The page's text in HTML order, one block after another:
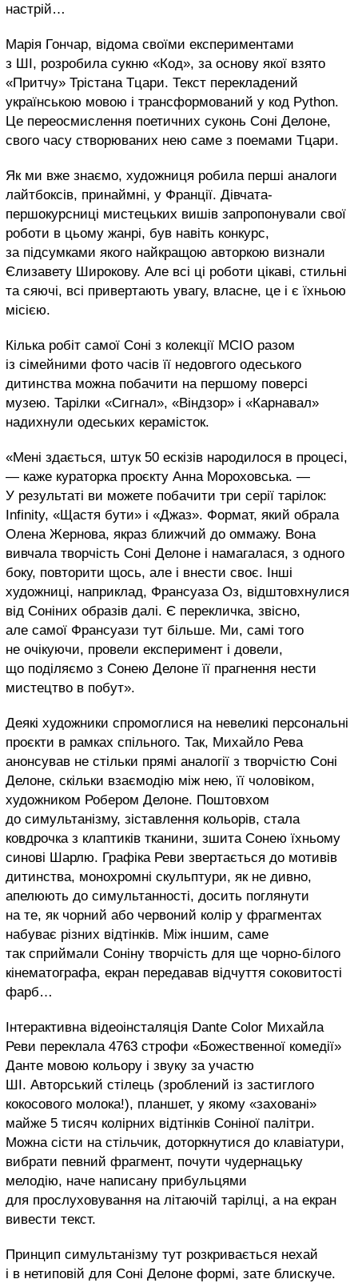
настрій…
Марія Гончар, відома своїми експериментами
з ШІ, розробила сукню «Код», за основу якої взято
«Притчу» Трістана Тцари. Текст перекладений
українською мовою і трансформований у код Python.
Це переосмислення поетичних суконь Соні Делоне,
свого часу створюваних нею саме з поемами Тцари.
Як ми вже знаємо, художниця робила перші аналоги
лайтбоксів, принаймні, у Франції. Дівчата-
першокурсниці мистецьких вишів запропонували свої
роботи в цьому жанрі, був навіть конкурс,
за підсумками якого найкращою авторкою визнали
Єлизавету Широкову. Але всі ці роботи цікаві, стильні
та сяючі, всі привертають увагу, власне, це і є їхньою
місією.
Кілька робіт самої Соні з колекції МСІО разом
із сімейними фото часів її недовгого одеського
дитинства можна побачити на першому поверсі
музею. Тарілки «Сигнал», «Віндзор» і «Карнавал»
надихнули одеських керамісток.
«Мені здається, штук 50 ескізів народилося в процесі,
— каже кураторка проєкту Анна Мороховська. —
У результаті ви можете побачити три серії тарілок:
Infinity, «Щастя бути» і «Джаз». Формат, який обрала
Олена Жернова, якраз ближчий до оммажу. Вона
вивчала творчість Соні Делоне і намагалася, з одного
боку, повторити щось, але і внести своє. Інші
художниці, наприклад, Франсуаза Оз, відштовхнулися
від Соніних образів далі. Є перекличка, звісно,
але самої Франсуази тут більше. Ми, самі того
не очікуючи, провели експеримент і довели,
що поділяємо з Сонею Делоне її прагнення нести
мистецтво в побут».
Деякі художники спромоглися на невеликі персональні
проєкти в рамках спільного. Так, Михайло Рева
анонсував не стільки прямі аналогії з творчістю Соні
Делоне, скільки взаємодію між нею, її чоловіком,
художником Робером Делоне. Поштовхом
до симультанізму, зіставлення кольорів, стала
ковдрочка з клаптиків тканини, зшита Сонею їхньому
синові Шарлю. Графіка Реви звертається до мотивів
дитинства, монохромні скульптури, як не дивно,
апелюють до симультанності, досить поглянути
на те, як чорний або червоний колір у фрагментах
набуває різних відтінків. Між іншим, саме
так сприймали Соніну творчість для ще чорно-білого
кінематографа, екран передавав відчуття соковитості
фарб…
Інтерактивна відеоінсталяція Dante Color Михайла
Реви переклала 4763 строфи «Божественної комедії»
Данте мовою кольору і звуку за участю
ШІ. Авторський стілець (зроблений із застиглого
кокосового молока!), планшет, у якому «заховані»
майже 5 тисяч колірних відтінків Соніної палітри.
Можна сісти на стільчик, доторкнутися до клавіатури,
вибрати певний фрагмент, почути чудернацьку
мелодію, наче написану прибульцями
для прослуховування на літаючій тарілці, а на екран
вивести текст.
Принцип симультанізму тут розкривається нехай
і в нетиповій для Соні Делоне формі, зате блискуче.